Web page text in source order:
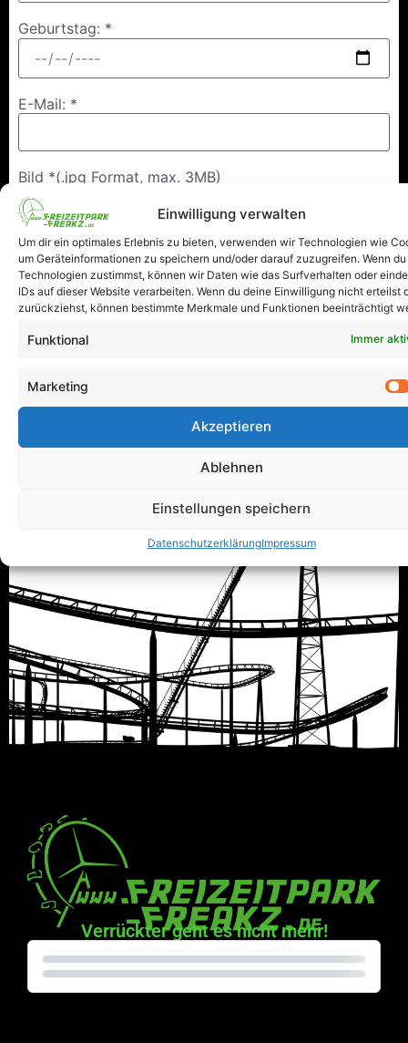
Einwilligung verwalten
Um dir ein optimales Erlebnis zu bieten, verwenden wir Technologien wie
um Geräteinformationen zu speichern und/oder darauf zuzugreifen. Wenn
Technologien zustimmst, können wir Daten wie das Surfverhalten oder
IDs auf dieser Website verarbeiten. Wenn du deine Einwilligung nicht erteilst
zurückziehst, können bestimmte Merkmale und Funktionen beeinträchtigt
Funktional Immer
Marketing
Akzeptieren
Ablehnen
Einstellungen speichern
DatenschutzerklärungImpressum
Geburtstag: *
E-Mail: *
Bild *(.jpg Format, max. 3MB)
In welchem Park, möchtest Du Dich gerne treffen? *
Toverland
Efteling Bobbejaaland
Datum fürs F@n Treffen: *
Verrückter geht es nicht mehr!